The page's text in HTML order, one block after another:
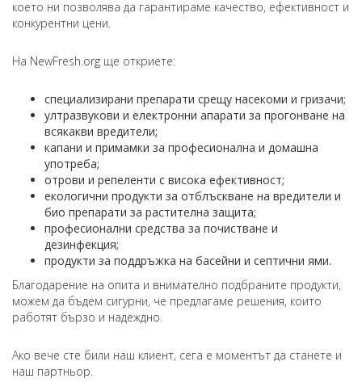
което ни позволява да гарантираме качество, ефективност и
конкурентни цени.
На NewFresh.org ще откриете:
специализирани препарати срещу насекоми и гризачи;
ултразвукови и електронни апарати за прогонване на
всякакви вредители;
капани и примамки за професионална и домашна
употреба;
отрови и репеленти с висока ефективност;
екологични продукти за отблъскване на вредители и
био препарати за растителна защита;
професионални средства за почистване и
дезинфекция;
продукти за поддръжка на басейни и септични ями.
Благодарение на опита и внимателно подбраните продукти,
можем да бъдем сигурни, че предлагаме решения, които
работят бързо и надеждно.
Ако вече сте били наш клиент, сега е моментът да станете и
наш партньор.